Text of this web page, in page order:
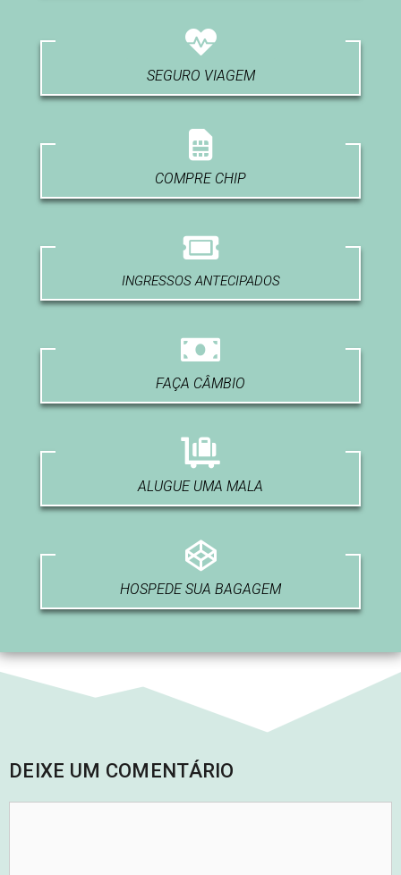
SEGURO VIAGEM
COMPRE CHIP
INGRESSOS ANTECIPADOS
FAÇA CÂMBIO
ALUGUE UMA MALA
HOSPEDE SUA BAGAGEM
DEIXE UM COMENTÁRIO